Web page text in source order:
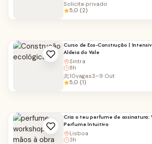
Solicita privado
5,0 (2)
Curso de Eco-Construção |
Aldeia do Vale
Sintra
8h
10vagas3–9 Out
5,0 (1)
Cria o teu perfume de assinatura:
Perfume Intuitivo
Lisboa
3h